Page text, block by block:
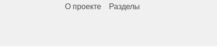
О проекте Разделы